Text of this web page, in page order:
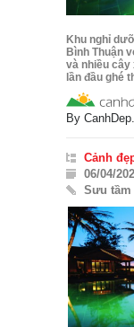
Khu nghỉ
Bình Thuận
và nhiều cây
lần đầu ghé
By
Cảnh
06/04/
Sưu